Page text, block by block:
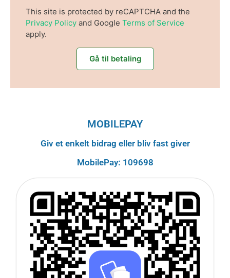
This site is protected by reCAPTCHA and the
Privacy Policy and Google Terms of Service
apply.
Gå til betaling
MOBILEPAY
Giv et enkelt bidrag eller bliv fast giver
MobilePay: 109698